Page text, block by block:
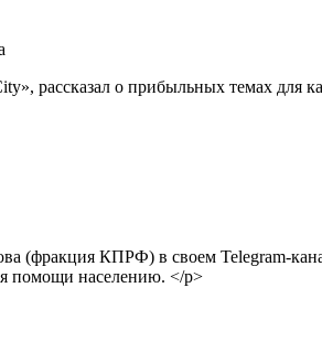
рассказал о прибыльных темах для
КПРФ) в своем Telegram-
помощи населению. </p>